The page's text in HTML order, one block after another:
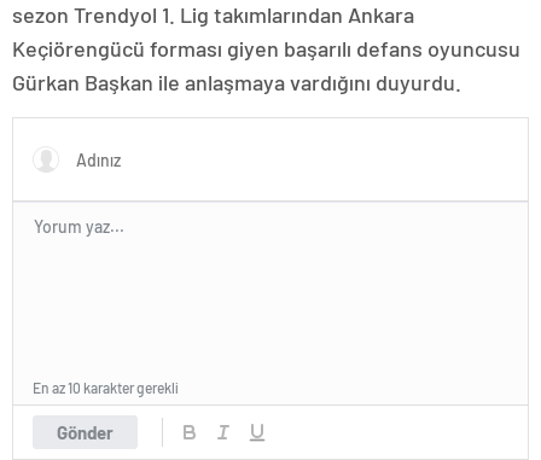
sezon Trendyol 1. Lig takımlarından Ankara
Keçiörengücü forması giyen başarılı defans oyuncusu
Gürkan Başkan ile anlaşmaya vardığını duyurdu.
Gönder
En az 10 karakter gerekli